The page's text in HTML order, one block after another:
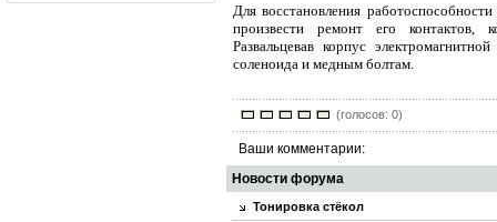
Для восстановления
произвести ремонт его контактов,
Развальцевав корпус
соленоида и медным болтам.
(голосов: 0)
Ваши комментарии:
Новости форума
Тонировка стёкол